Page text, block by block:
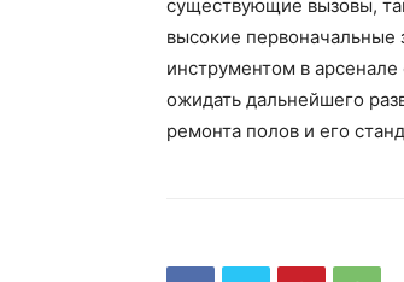
существующие вызовы,
высокие
инструментом в
ожидать дальнейшего
ремонта полов и его